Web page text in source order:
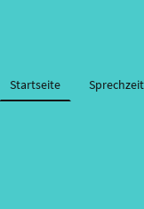
Startseite